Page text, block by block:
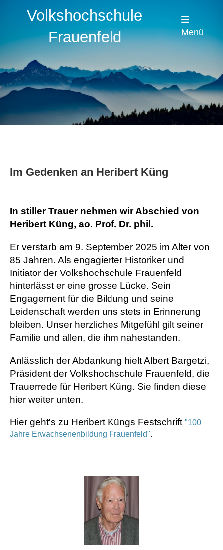
Volkshochschule
Frauenfeld
Menü
Im Gedenken an Heribert Küng
In stiller Trauer nehmen wir Abschied von
Heribert Küng, ao. Prof. Dr. phil.
Er verstarb am 9. September 2025 im Alter von
85 Jahren. Als engagierter Historiker und
Initiator der Volkshochschule Frauenfeld
hinterlässt er eine grosse Lücke. Sein
Engagement für die Bildung und seine
Leidenschaft werden uns stets in Erinnerung
bleiben. Unser herzliches Mitgefühl gilt seiner
Familie und allen, die ihm nahestanden.
Anlässlich der Abdankung hielt Albert Bargetzi,
Präsident der Volkshochschule Frauenfeld, die
Trauerrede für Heribert Küng. Sie finden diese
hier weiter unten.
Hier geht's zu Heribert Küngs Festschrift "100
Jahre Erwachsenenbildung Frauenfeld".